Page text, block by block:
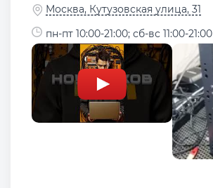
Москва, Кутузовская улица, 31
пн-пт 10:00-21:00; сб-вс 11:00-21:00